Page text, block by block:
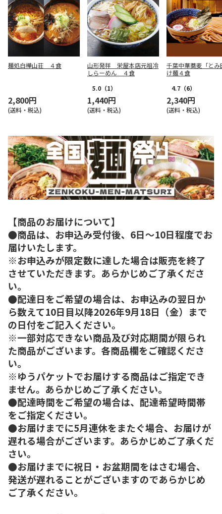
麺処白樺山荘 ４食
2,800円
(送料・税込)
山形発祥 栄屋本店元祖冷
しらーめん ４食
5.0 （1）
1,440円
(送料・税込)
千葉中華蕎麦「とみ
け麺４食
4.7 （6）
2,340円
(送料・税込)
【商品のお届けについて】
●商品は、お申込み受付後、6日～10日程度でお
届けいたします。
※お申込みが限定数に達した場合は販売を終了
させていただきます。あらかじめご了承くださ
い。
●配達日をご希望の場合は、お申込みの翌日か
ら数えて10日目以降2026年9月18日（金）まで
の日付をご記入ください。
※一部対応できない商品及び対応期間が限られ
た商品がございます。各商品欄をご確認くださ
い。
※ゆうパケットでお届けする商品はご指定でき
ません。あらかじめご了承ください。
●配達時間をご希望の場合は、配達希望時間帯
をご指定ください。
●お届けまでに5月連休をまたぐ場合、お届けが
遅れる場合がございます。あらかじめご了承くだ
さい。
●お届けまでに祝日・お盆期間をはさむ場合、
発送が遅れることがございますのであらかじめ
ご了承ください。